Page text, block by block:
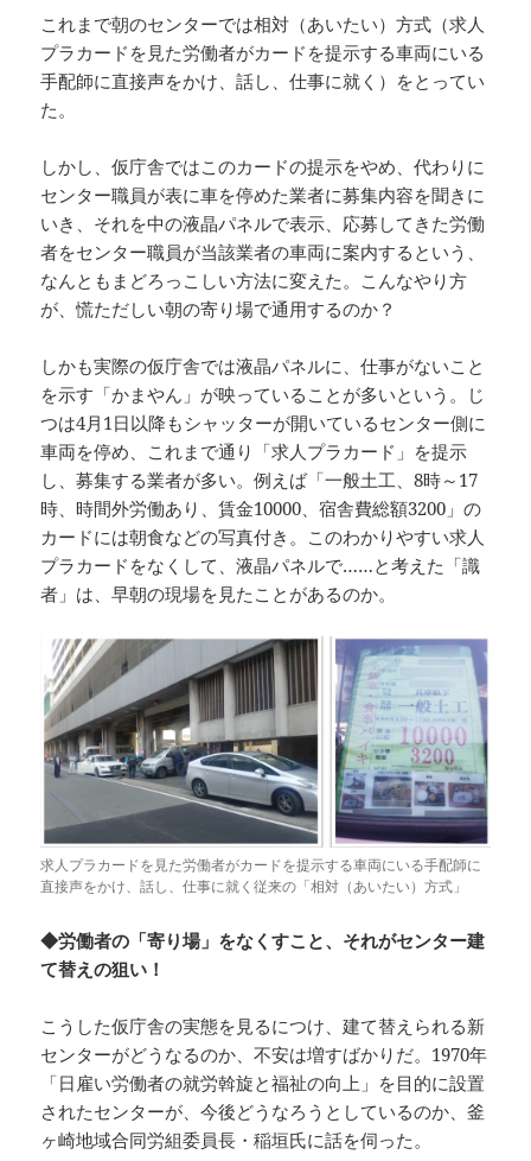
これまで朝のセンターでは相対（あいたい）方式（求人
プラカードを見た労働者がカードを提示する車両にいる
手配師に直接声をかけ、話し、仕事に就く）をとってい
た。
しかし、仮庁舎ではこのカードの提示をやめ、代わりに
センター職員が表に車を停めた業者に募集内容を聞きに
いき、それを中の液晶パネルで表示、応募してきた労働
者をセンター職員が当該業者の車両に案内するという、
なんともまどろっこしい方法に変えた。こんなやり方
が、慌ただしい朝の寄り場で通用するのか？
しかも実際の仮庁舎では液晶パネルに、仕事がないこと
を示す「かまやん」が映っていることが多いという。じ
つは4月1日以降もシャッターが開いているセンター側に
車両を停め、これまで通り「求人プラカード」を提示
し、募集する業者が多い。例えば「一般土工、8時～17
時、時間外労働あり、賃金10000、宿舎費総額3200」の
カードには朝食などの写真付き。このわかりやすい求人
プラカードをなくして、液晶パネルで……と考えた「識
者」は、早朝の現場を見たことがあるのか。
求人プラカードを見た労働者がカードを提示する車両にいる手配師に
直接声をかけ、話し、仕事に就く従来の「相対（あいたい）方式」
◆労働者の「寄り場」をなくすこと、それがセンター建
て替えの狙い！
こうした仮庁舎の実態を見るにつけ、建て替えられる新
センターがどうなるのか、不安は増すばかりだ。1970年
「日雇い労働者の就労斡旋と福祉の向上」を目的に設置
されたセンターが、今後どうなろうとしているのか、釜
ヶ崎地域合同労組委員長・稲垣氏に話を伺った。